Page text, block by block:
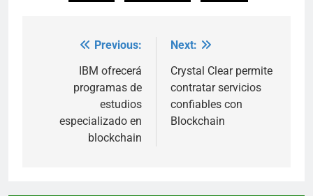
navigation
Previous:
IBM ofrecerá
programas de
estudios
especializado en
blockchain
Next:
Crystal Clear permite
contratar servicios
confiables con
Blockchain